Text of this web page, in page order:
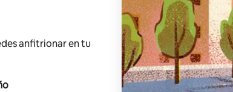
anfitrionar en tu